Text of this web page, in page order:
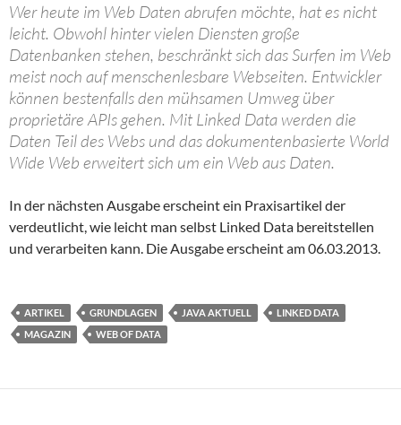
Wer heute im Web Daten abrufen möchte, hat es nicht
leicht. Obwohl hinter vielen Diensten große
Datenbanken stehen, beschränkt sich das Surfen im Web
meist noch auf menschenlesbare Webseiten. Entwickler
können bestenfalls den mühsamen Umweg über
proprietäre APIs gehen. Mit Linked Data werden die
Daten Teil des Webs und das dokumentenbasierte World
Wide Web erweitert sich um ein Web aus Daten.
In der nächsten Ausgabe erscheint ein Praxisartikel der
verdeutlicht, wie leicht man selbst Linked Data bereitstellen
und verarbeiten kann. Die Ausgabe erscheint am 06.03.2013.
ARTIKEL GRUNDLAGEN JAVA AKTUELL
LINKED DATA
MAGAZIN
WEB OF DATA